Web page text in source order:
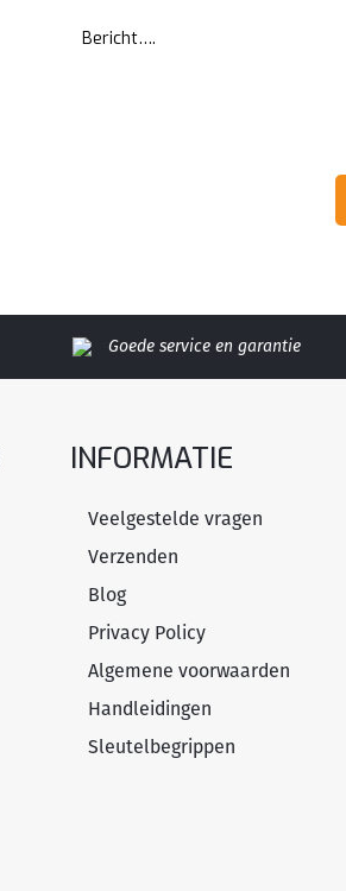
Goede service en garantie
INFORMATIE
Veelgestelde vragen
Verzenden
Blog
Privacy Policy
Algemene voorwaarden
Handleidingen
Sleutelbegrippen